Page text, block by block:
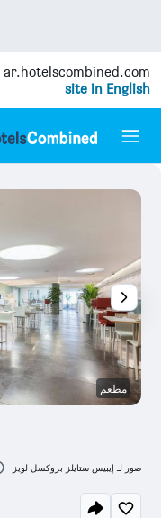
ar.hotelscombined.com
site in English
مطعم
صور لـ إيبيس ستايلز بروكسل لويز